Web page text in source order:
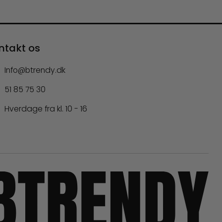
os
Info@btrendy.dk
51 85 75 30
Hverdage fra kl. 10 - 16